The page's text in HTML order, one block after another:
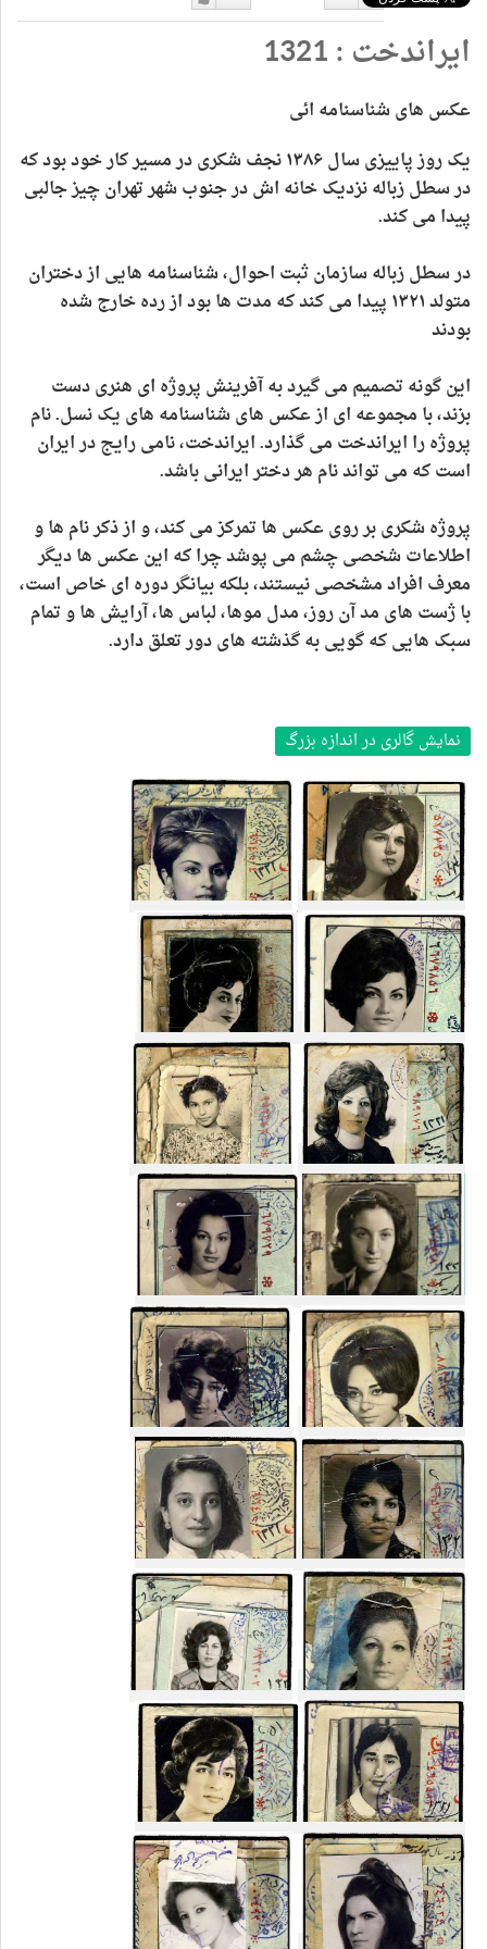
دوست
دوست
نداشتن
ایراندخت : 1321
عکس های شناسنامه ائی
یک روز پاییزی سال۱۳۸۶نجف شکری در مسیر کار خود بود که
در سطل زباله نزدیک خانه اش در جنوب شهر تهران چیز جالبی
پیدا می کند.
در سطل زباله سازمان ثبت احوال، شناسنامه هایی از دختران
متولد۱۳۲۱ پیدا می کند که مدت ها بود از رده خارج شده
بودند
این گونه تصمیم می گیرد به آفرینش پروژه ای هنری دست
بزند، با مجموعه ای از عکس های شناسنامه های یک نسل. نام
پروژه را ایراندخت می گذارد. ایراندخت، نامی رایج در ایران
است که می تواند نام هر دختر ایرانی باشد.
پروژه شکری بر روی عکس ها تمرکز می کند، و از ذکر نام ها و
اطلاعات شخصی چشم می پوشد چرا که این عکس ها دیگر
معرف افراد مشخصی نیستند، بلکه بیانگر دوره ای خاص است،
با ژست های مد آن روز، مدل موها، لباس ها، آرایش ها و تمام
سبک هایی که گویی به گذشته های دور تعلق دارد.
نمایش گالری در اندازه بزرگ